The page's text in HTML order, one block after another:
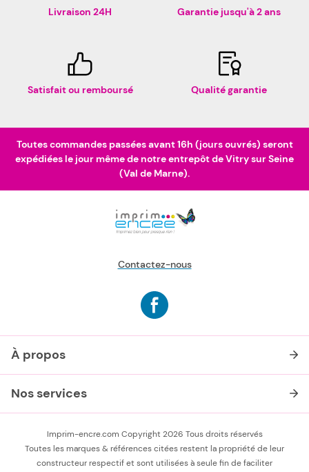
Livraison 24H Garantie jusqu'à 2 ans
Satisfait ou remboursé Qualité garantie
Toutes commandes passées avant 16h (jours ouvrés) seront
expédiées le jour même de notre entrepôt de Vitry sur Seine
(Val de Marne).
Contactez-nous
À propos
Nos services
Imprim-encre.com Copyright 2026 Tous droits réservés
Toutes les marques & références citées restent la propriété de leur
constructeur respectif et sont utilisées à seule fin de faciliter